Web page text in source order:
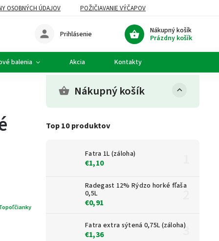
OSOBNÝCH ÚDAJOV
POŽIČIAVANIE VÝČAPOV
Nákupný košík
Prázdny košík
Prihlásenie
balenia Akcia Kontakty
Nákupný košík
Top 10 produktov
Fatra 1L (záloha)
€1,10
Radegast 12% Rýdzo horké fľaša
0,5L
€0,91
Fatra extra sýtená 0,75L (záloha)
€1,36